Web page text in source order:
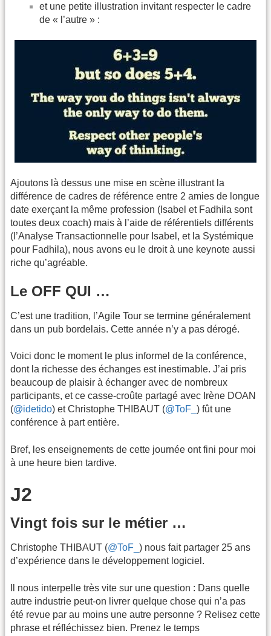
et une petite illustration invitant respecter le cadre
de « l’autre » :
Ajoutons là dessus une mise en scène illustrant la
différence de cadres de référence entre 2 amies de longue
date exerçant la même profession (Isabel et Fadhila sont
toutes deux coach) mais à l’aide de référentiels différents
(l’Analyse Transactionnelle pour Isabel, et la Systémique
pour Fadhila), nous avons eu le droit à une keynote aussi
riche qu’agréable.
Le OFF QUI …
C’est une tradition, l’Agile Tour se termine généralement
dans un pub bordelais. Cette année n’y a pas dérogé.
Voici donc le moment le plus informel de la conférence,
dont la richesse des échanges est inestimable. J’ai pris
beaucoup de plaisir à échanger avec de nombreux
participants, et ce casse-croûte partagé avec Irène DOAN
(@idetido) et Christophe THIBAUT (@ToF_ ) fût une
conférence à part entière.
Bref, les enseignements de cette journée ont fini pour moi
à une heure bien tardive.
J2
Vingt fois sur le métier …
Christophe THIBAUT (@ToF_ ) nous fait partager 25 ans
d’expérience dans le développement logiciel.
Il nous interpelle très vite sur une question : Dans quelle
autre industrie peut-on livrer quelque chose qui n’a pas
été revue par au moins une autre personne ? Relisez cette
phrase et réfléchissez bien. Prenez le temps